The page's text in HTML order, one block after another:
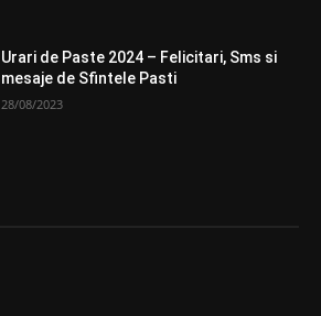
Urari de Paste 2024 – Felicitari, Sms si
mesaje de Sfintele Pasti
28/08/2023